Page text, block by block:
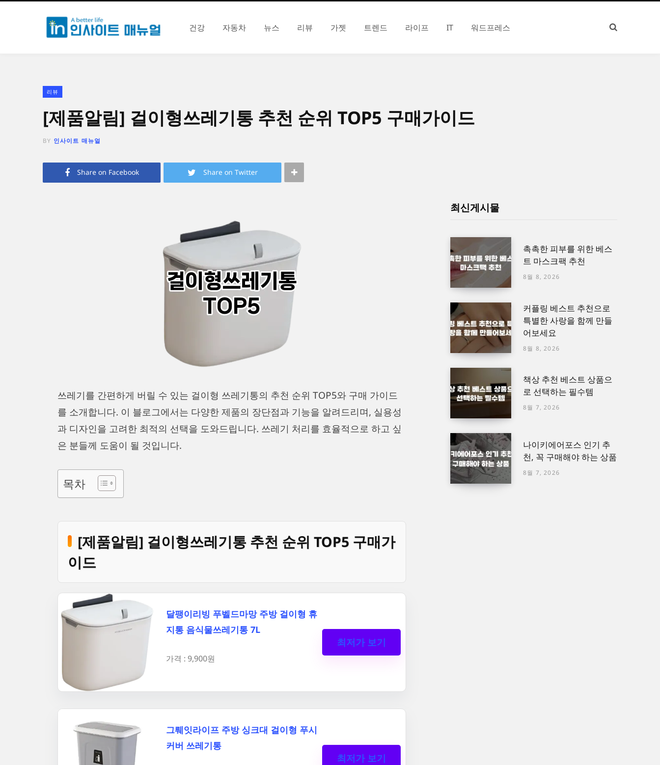
건강 자동차 뉴스 리뷰 가젯 트렌드 라이프 IT 워드프레스
리뷰
[제품알림] 걸이형쓰레기통 추천 순위 TOP5 구매가이드
BY 인사이트 매뉴얼
Share on Facebook Share on Twitter
쓰레기를 간편하게 버릴 수 있는 걸이형 쓰레기통의 추천 순위 TOP5와 구매 가이드
를 소개합니다. 이 블로그에서는 다양한 제품의 장단점과 기능을 알려드리며, 실용성
과 디자인을 고려한 최적의 선택을 도와드립니다. 쓰레기 처리를 효율적으로 하고 싶
은 분들께 도움이 될 것입니다.
목차
[제품알림] 걸이형쓰레기통 추천 순위 TOP5 구매가
이드
달팽이리빙 푸벨드마망 주방 걸이형 휴
지통 음식물쓰레기통 7L
가격 : 9,900원
최저가 보기
그뤠잇라이프 주방 싱크대 걸이형 푸시
커버 쓰레기통
최저가 보기
최신게시물
촉촉한 피부를 위한 베스
트 마스크팩 추천
8월 8, 2026
커플링 베스트 추천으로
특별한 사랑을 함께 만들
어보세요
8월 8, 2026
책상 추천 베스트 상품으
로 선택하는 필수템
8월 7, 2026
나이키에어포스 인기 추
천, 꼭 구매해야 하는 상품
8월 7, 2026